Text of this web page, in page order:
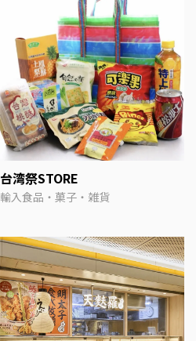
台湾祭STORE
輸入食品・菓子・雑貨